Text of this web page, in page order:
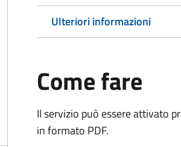
Ulteriori informazioni
Come fare
Il servizio può essere attivato
in formato PDF.